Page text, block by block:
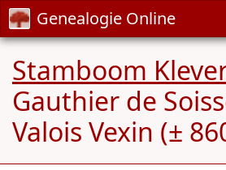
Genealogie Online
Stamboom
Gauthier de
Valois Vexin (±